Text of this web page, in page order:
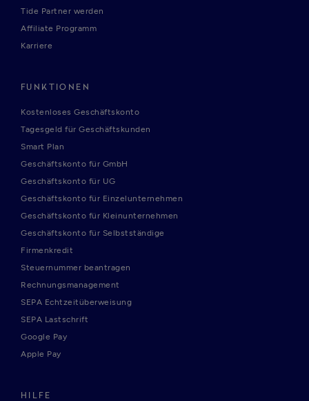
Tide Partner werden
Affiliate Programm
Karriere
FUNKTIONEN
Kostenloses Geschäftskonto
Tagesgeld für Geschäftskunden
Smart Plan
Geschäftskonto für GmbH
Geschäftskonto für UG
Geschäftskonto für Einzelunternehmen
Geschäftskonto für Kleinunternehmen
Geschäftskonto für Selbstständige
Firmenkredit
Steuernummer beantragen
Rechnungsmanagement
SEPA Echtzeitüberweisung
SEPA Lastschrift
Google Pay
Apple Pay
HILFE